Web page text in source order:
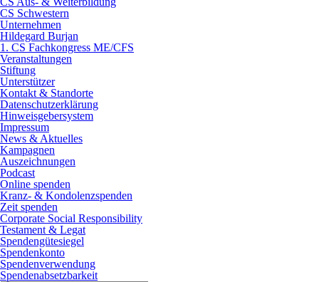
CS Schwestern
Unternehmen
Hildegard Burjan
1. CS Fachkongress ME/CFS
Veranstaltungen
Stiftung
Unterstützer
Kontakt & Standorte
Datenschutzerklärung
Hinweisgebersystem
Impressum
News & Aktuelles
Kampagnen
Auszeichnungen
Podcast
Online spenden
Kranz- & Kondolenzspenden
Zeit spenden
Corporate Social Responsibility
Testament & Legat
Spendengütesiegel
Spendenkonto
Spendenverwendung
Spendenabsetzbarkeit